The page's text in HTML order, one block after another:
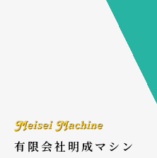
有限会社明成マシン